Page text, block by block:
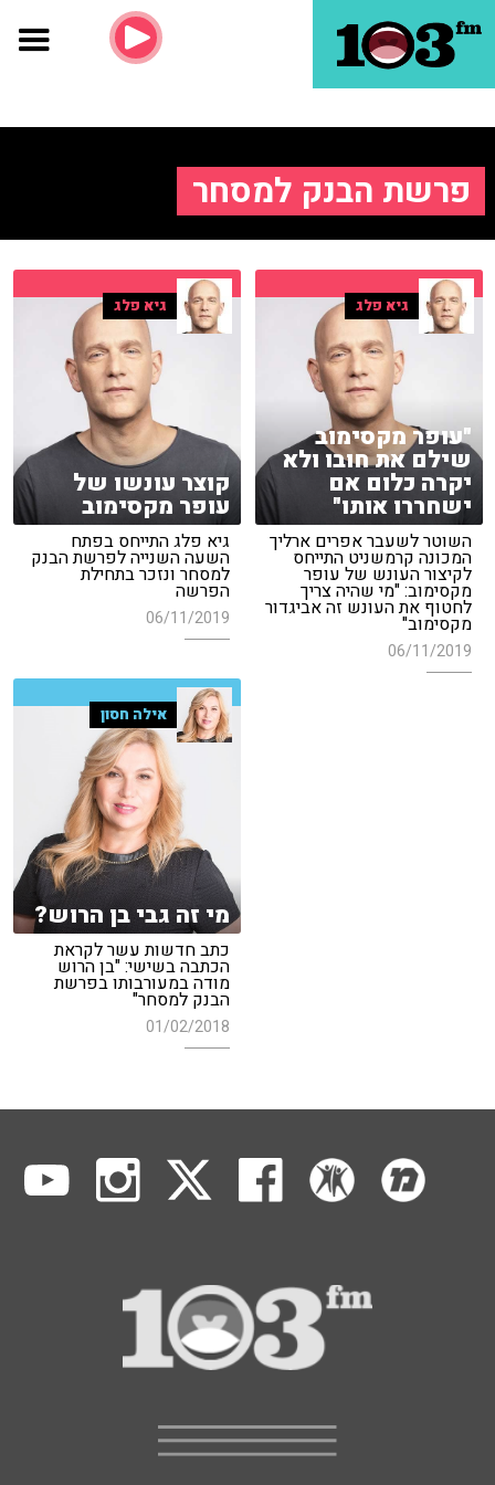
פרשת הבנק למסחר
גיא פלג
"עופר מקסימוב
שילם את חובו ולא
יקרה כלום אם
ישחררו אותו"
השוטר לשעבר אפרים ארליך
המכונה קרמשניט התייחס
לקיצור העונש של עופר
מקסימוב: "מי שהיה צריך
לחטוף את העונש זה אביגדור
מקסימוב"
06/11/2019
גיא פלג
קוצר עונשו של
עופר מקסימוב
גיא פלג התייחס בפתח
השעה השנייה לפרשת הבנק
למסחר ונזכר בתחילת
הפרשה
06/11/2019
אילה חסון
מי זה גבי בן הרוש?
כתב חדשות עשר לקראת
הכתבה בשישי: "בן הרוש
מודה במעורבותו בפרשת
הבנק למסחר"
01/02/2018